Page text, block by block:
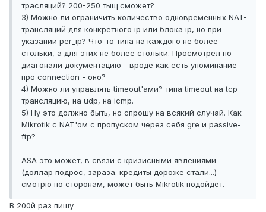
трасляций? 200-250 тыщ сможет?
3) Можно ли ограничить количество одновременных NAT-
трансляций для конкретного ip или блока ip, но при
указании per_ip? Что-то типа на каждого не более
стольки, а для этих не более стольки. Просмотрел по
диагонали документацию - вроде как есть упоминание
про connection - оно?
4) Можно ли управлять timeout'ами? типа timeout на tcp
трансляцию, на udp, на icmp.
5) Ну это должно быть, но спрошу на всякий случай. Как
Mikrotik с NAT'ом с пропуском через себя gre и passive-
ftp?
ASA это может, в связи с кризисными явлениями
(доллар подрос, зараза. кредиты дороже стали...)
смотрю по сторонам, может быть Mikrotik подойдет.
В 200й раз пишу